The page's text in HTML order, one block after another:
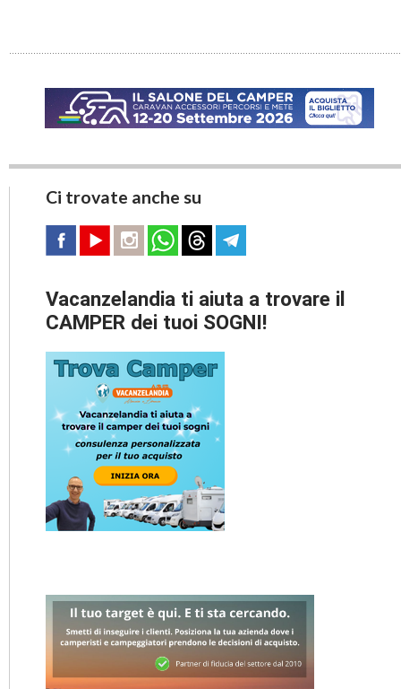
Ci trovate anche su
Vacanzelandia ti aiuta a trovare il
CAMPER dei tuoi SOGNI!